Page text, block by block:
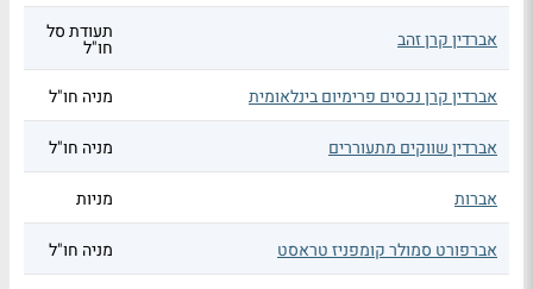
אברדין קרן זהב תעודת סל
חו"ל
אברדין קרן נכסים פרימיום בינלאומית
מניה חו"ל
אברדין שווקים מתעוררים מניה חו"ל
אברות מניות
אברפורט סמולר קומפניז טראסט מניה חו"ל